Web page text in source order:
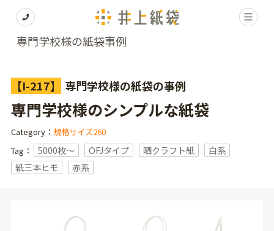
専門学校様の紙袋事例
【I-217】 専門学校様の紙袋の事例
専門学校様のシンプルな紙袋
Category： 規格サイズ260
Tag：
5000枚〜 OFJタイプ 晒クラフト紙
白系
紙三本ヒモ
赤系